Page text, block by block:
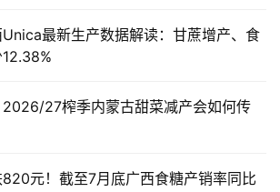
最新生产数据解读：甘蔗增产、食
27榨季内蒙古甜菜减产会如何传
元！截至7月底广西食糖产销率同比